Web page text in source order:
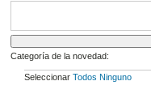
Categoría de la novedad:
Seleccionar Todos Ninguno